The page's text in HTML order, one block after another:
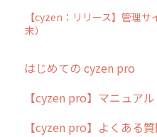
【cyzen：リリース】管理
末）
はじめての cyzen pro
cyzen pro とは？
簡易マニュアル
【cyzen pro】マニュアル
【cyzen pro】よくある